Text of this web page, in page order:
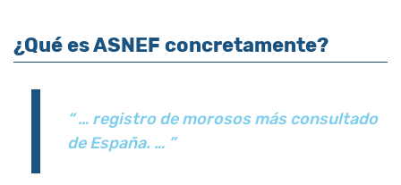
¿Qué es ASNEF concretamente?
“ … registro de morosos más consultado
de España. … ”